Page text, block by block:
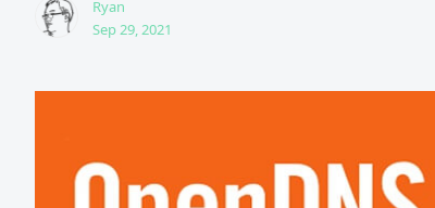
Ryan
Sep 29, 2021